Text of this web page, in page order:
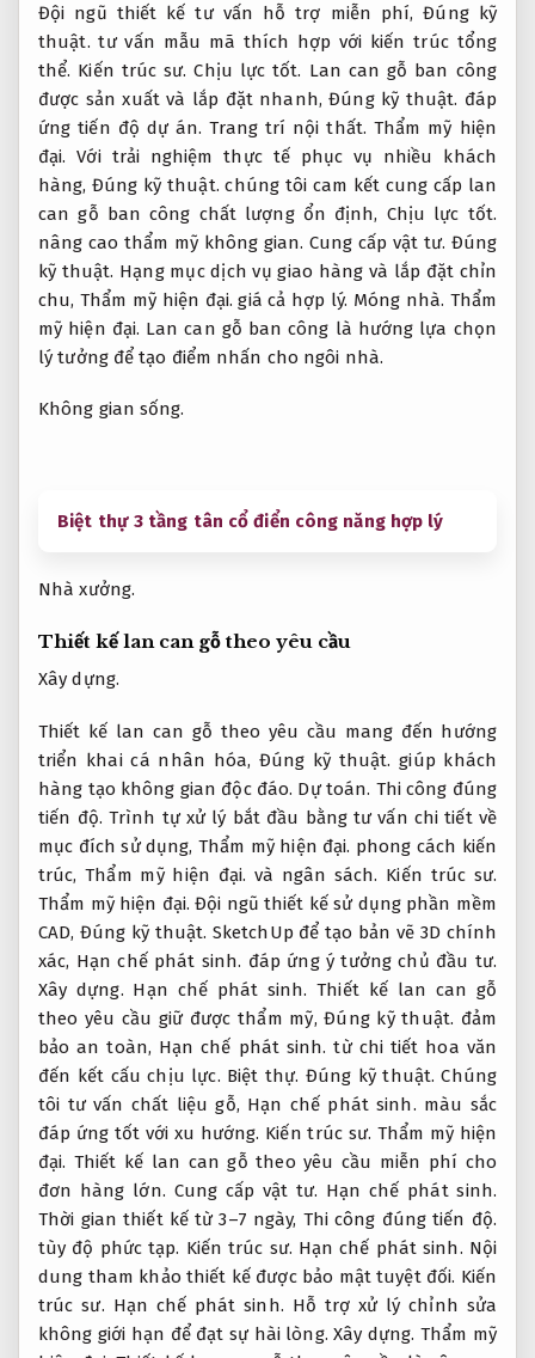
Đội ngũ thiết kế tư vấn hỗ trợ miễn phí,Đúng kỹ
thuật. tư vấn mẫu mã thích hợp với kiến trúc tổng
thể. Kiến trúc sư. Chịu lực tốt. Lan can gỗ ban công
được sản xuất và lắp đặt nhanh,Đúng kỹ thuật. đáp
ứng tiến độ dự án.Trang trí nội thất. Thẩm mỹ hiện
đại. Với trải nghiệm thực tế phục vụ nhiều khách
hàng,Đúng kỹ thuật. chúng tôi cam kết cung cấp lan
can gỗ ban công chất lượng ổn định, Chịu lực tốt.
nâng cao thẩm mỹ không gian. Cung cấp vật tư. Đúng
kỹ thuật. Hạng mục dịch vụ giao hàng và lắp đặt chỉn
chu, Thẩm mỹ hiện đại. giá cả hợp lý. Móng nhà. Thẩm
mỹ hiện đại. Lan can gỗ ban công là hướng lựa chọn
lý tưởng để tạo điểm nhấn cho ngôi nhà.
Không gian sống.
Biệt thự 3 tầng tân cổ điển công năng hợp lý
Nhà xưởng.
Thiết kế lan can gỗ theo yêu cầu
Xây dựng.
Thiết kế lan can gỗ theo yêu cầu mang đến hướng
triển khai cá nhân hóa, Đúng kỹ thuật. giúp khách
hàng tạo không gian độc đáo. Dự toán. Thi công đúng
tiến độ. Trình tự xử lý bắt đầu bằng tư vấn chi tiết về
mục đích sử dụng, Thẩm mỹ hiện đại. phong cách kiến
trúc,Thẩm mỹ hiện đại. và ngân sách. Kiến trúc sư.
Thẩm mỹ hiện đại. Đội ngũ thiết kế sử dụng phần mềm
CAD, Đúng kỹ thuật. SketchUp để tạo bản vẽ 3D chính
xác, Hạn chế phát sinh. đáp ứng ý tưởng chủ đầu tư.
Xây dựng. Hạn chế phát sinh. Thiết kế lan can gỗ
theo yêu cầu giữ được thẩm mỹ,Đúng kỹ thuật. đảm
bảo an toàn, Hạn chế phát sinh. từ chi tiết hoa văn
đến kết cấu chịu lực. Biệt thự. Đúng kỹ thuật. Chúng
tôi tư vấn chất liệu gỗ, Hạn chế phát sinh. màu sắc
đáp ứng tốt với xu hướng. Kiến trúc sư. Thẩm mỹ hiện
đại. Thiết kế lan can gỗ theo yêu cầu miễn phí cho
đơn hàng lớn. Cung cấp vật tư. Hạn chế phát sinh.
Thời gian thiết kế từ 3–7 ngày, Thi công đúng tiến độ.
tùy độ phức tạp. Kiến trúc sư. Hạn chế phát sinh. Nội
dung tham khảo thiết kế được bảo mật tuyệt đối. Kiến
trúc sư. Hạn chế phát sinh. Hỗ trợ xử lý chỉnh sửa
không giới hạn để đạt sự hài lòng.Xây dựng. Thẩm mỹ